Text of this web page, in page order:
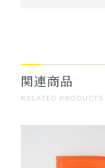
RELATED PRODUCTS
関連商品